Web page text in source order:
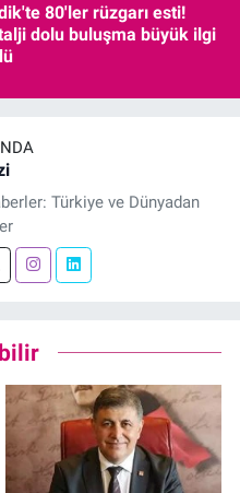
80'ler rüzgarı esti!
dolu buluşma büyük ilgi
Türkiye ve Dünyadan